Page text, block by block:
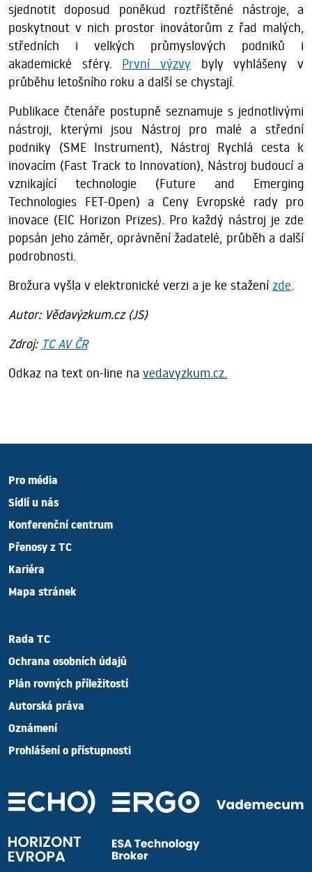
sjednotit doposud poněkud roztříštěné nástroje, a
poskytnout v nich prostor inovátorům z řad malých,
středních i velkých průmyslových podniků i
akademické sféry. První výzvy byly vyhlášeny v
průběhu letošního roku a další se chystají.
Publikace čtenáře postupně seznamuje s jednotlivými
nástroji, kterými jsou Nástroj pro malé a střední
podniky (SME Instrument), Nástroj Rychlá cesta k
inovacím (Fast Track to Innovation), Nástroj budoucí a
vznikající technologie (Future and Emerging
Technologies FET-Open) a Ceny Evropské rady pro
inovace (EIC Horizon Prizes). Pro každý nástroj je zde
popsán jeho záměr, oprávnění žadatelé, průběh a další
podrobnosti.
Brožura vyšla v elektronické verzi a je ke stažení zde.
Autor: Vědavýzkum.cz (JS)
Zdroj: TC AV ČR
Odkaz na text on-line na vedavyzkum.cz.
Pro média
Sídlí u nás
Konferenční centrum
Přenosy z TC
Kariéra
Mapa stránek
Rada TC
Ochrana osobních údajů
Plán rovných příležitostí
Autorská práva
Oznámení
Prohlášení o přístupnosti